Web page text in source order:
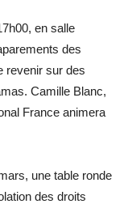
en salle
des
revenir sur des
Camille Blanc,
France animera
une table ronde
des droits